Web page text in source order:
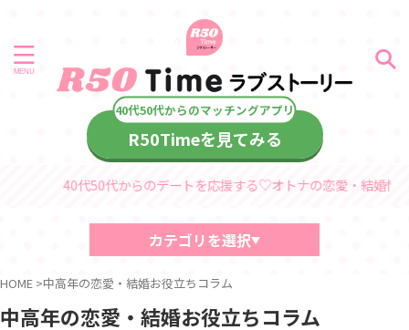
R50Timeを見てみる
40代50代からのデートを応援する♡オトナの恋愛・結婚情報サイ
カテゴリを選択
中高年、熟年の恋愛・結婚コラム
デート情報
HOME >中高年の恋愛・結婚お役立ちコラム
中高年の恋愛・結婚お役立ちコラム